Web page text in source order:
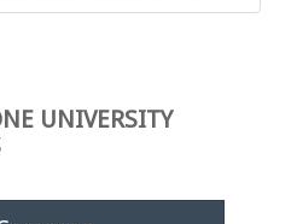
UNIVERSITY